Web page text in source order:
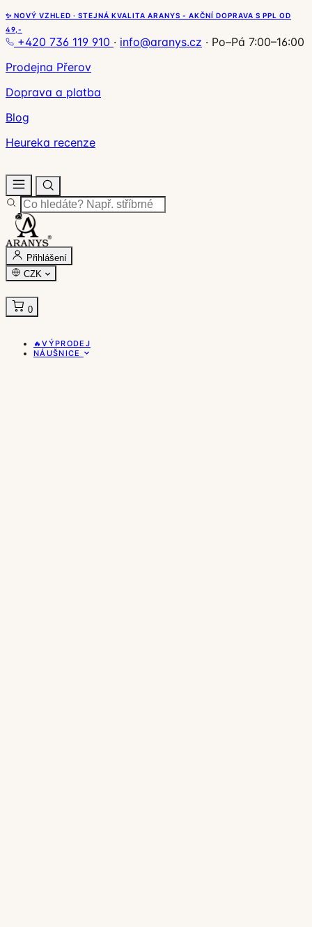
✨ NOVÝ VZHLED · STEJNÁ KVALITA ARANYS - AKČNÍ DOPRAVA S PPL OD
49,-
+420 736 119 910 · info@aranys.cz · Po–Pá 7:00–16:00
Prodejna Přerov
Doprava a platba
Blog
Heureka recenze
Přihlášení
CZK
0
🔥VÝPRODEJ
NÁUŠNICE